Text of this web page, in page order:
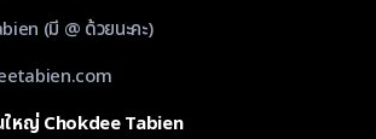
(มี @ ด้วยนะคะ)
ใหญ่ Chokdee Tabien